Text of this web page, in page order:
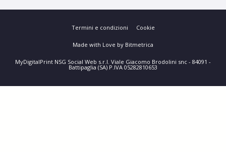
Termini e condizioni Cookie
Made with Love by Bitmetrica
MyDigitalPrint NSG Social Web s.r.l. Viale Giacomo Brodolini snc - 84091 -
Battipaglia (SA) P.IVA 05282810653